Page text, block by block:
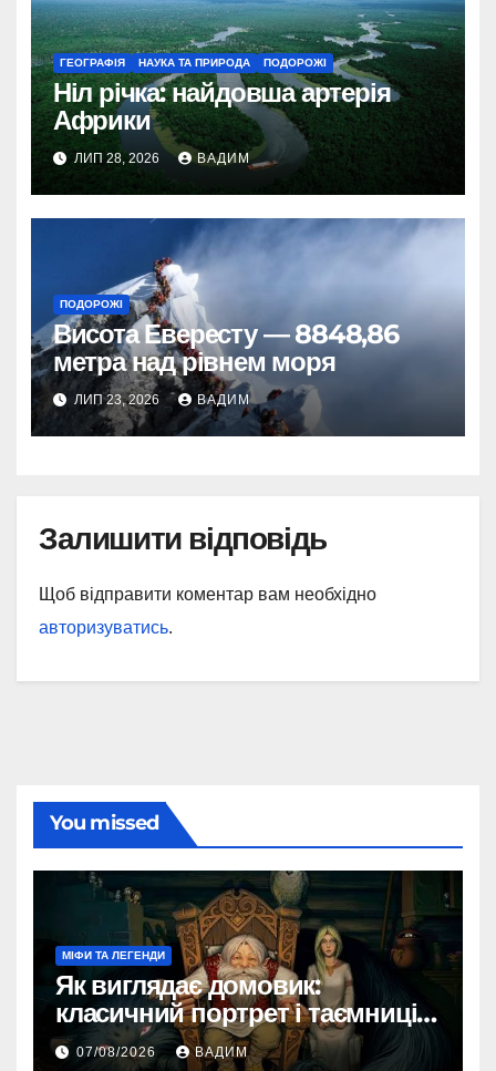
ГЕОГРАФІЯ НАУКА ТА ПРИРОДА ПОДОРОЖІ
Ніл річка: найдовша артерія
Африки
ЛИП 28, 2026 ВАДИМ
ПОДОРОЖІ
Висота Евересту — 8848,86
метра над рівнем моря
ЛИП 23, 2026 ВАДИМ
Залишити відповідь
Щоб відправити коментар вам необхідно
авторизуватись.
You missed
МІФИ ТА ЛЕГЕНДИ
Як виглядає домовик:
класичний портрет і таємниці
зовнішності
07/08/2026 ВАДИМ